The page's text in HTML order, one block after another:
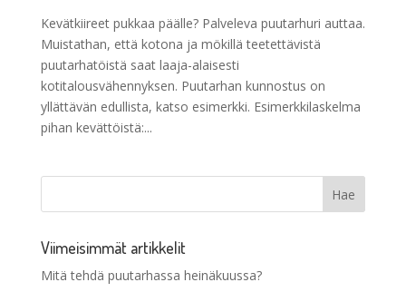
Kevätkiireet pukkaa päälle? Palveleva puutarhuri auttaa.
Muistathan, että kotona ja mökillä teetettävistä
puutarhatöistä saat laaja-alaisesti
kotitalousvähennyksen. Puutarhan kunnostus on
yllättävän edullista, katso esimerkki. Esimerkkilaskelma
pihan kevättöistä:...
Viimeisimmät artikkelit
Mitä tehdä puutarhassa heinäkuussa?